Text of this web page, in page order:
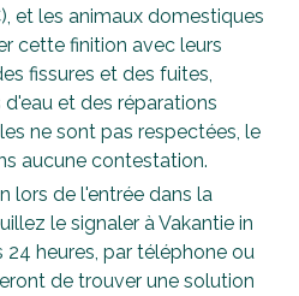
et les animaux domestiques
cette finition avec leurs
fissures et des fuites,
et des réparations
ne sont pas respectées, le
aucune contestation.
lors de l'entrée dans la
le signaler à Vakantie in
24 heures, par téléphone ou
de trouver une solution